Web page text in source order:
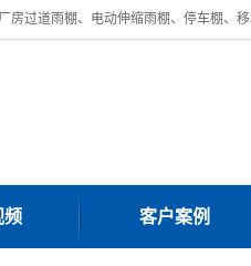
频 客户案例